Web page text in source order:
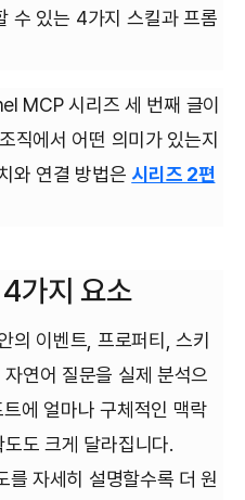
수 있는 4가지 스킬과 프롬
MCP 시리즈 세 번째 글이
직에서 어떤 의미가 있는지
와 연결 방법은 시리즈 2편
가지 요소
의 이벤트, 프로퍼티, 스키
연어 질문을 실제 분석으
에 얼마나 구체적인 맥락
도 크게 달라집니다.
를 자세히 설명할수록 더 원